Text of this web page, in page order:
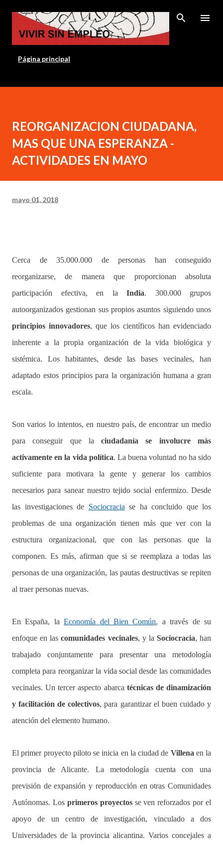
Ir al contenido principal
Página principal
REORGANIZACION CIUDADANA,
MAS QUE UNA ESPERANZA -
ACTIVIDADES EN MAYO
mayo 01, 2018
Cerca de 35.000.000 de personas han conseguido
reorganizarse, de manera que proporcionan absoluta
participación efectiva, en la India. 300.000 grupos
autoorganizados gestionan sus propios asuntos siguiendo unos
principios innovadores, que los científicos han evidenciado
inherente a la propia organización de la vida biológica y
sistémica. Los habitantes, desde las bases vecinales, han
adaptado estos principios para la organización humana a gran
escala.
Son varios lo intentos, en nuestro país, de encontrar un medio
para conseguir que laciudadanía se involucre más
activamente en la vida política. La buena voluntad no ha sido
suficiente para motivara la gente y generar los cambios
necesarios para sanear nuestro tejido social enfermizo. Desde
las investigaciones de Sociocraciase ha concluido que los
problemas de una organización tienen más que ver con la
estructura organizacional, que con las personas que la
componen. Es más, afirman que si se reemplaza a todas las
personas de una organización, las pautas destructivas se repiten
al traer personas nuevas.
En España, laEconomía del Bien Común, a través de su
enfoque en lascomunidades vecinales, y la Sociocracia, han
trabajado conjuntamente para presentar una metodología
completa para reorganizar la vida social desde las comunidades
vecinales. Un tercer aspecto abarca técnicas de dinamización
y facilitación de colectivos, para garantizar el buen cuidado y
atención del elemento humano.
El primer proyecto piloto se inicia en la ciudad de Villena en la
provincia de Alicante. La metodología cuenta con una
previsión de expansión y reproducción en otras Comunidades
Autónomas. Los primeros proyectosse ven reforzados por el
apoyo de un centro de investigación, vinculado a dos
Universidades de la provincia alicantina. Varios concejales a